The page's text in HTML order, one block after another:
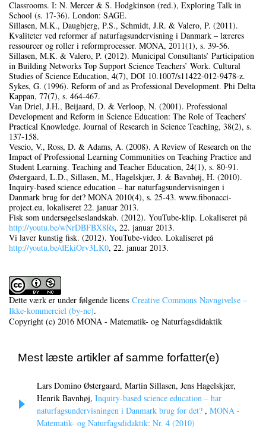
Classrooms. I: N. Mercer & S. Hodgkinson (red.), Exploring Talk in
School (s. 17‑36). London: SAGE.
Sillasen, M.K., Daugbjerg, P.S., Schmidt, J.R. & Valero, P. (2011).
Kvaliteter ved reformer af naturfagsundervisning i Danmark – læreres
ressourcer og roller i reformprocesser. MONA, 2011(1), s. 39‑56.
Sillasen, M.K. & Valero, P. (2012). Municipal Consultants’ Participation
in Building Networks Top Support Science Teachers’ Work. Cultural
Studies of Science Education, 4(7), DOI 10.1007/s11422‑012‑9478-z.
Sykes, G. (1996). Reform of and as Professional Development. Phi Delta
Kappan, 77(7), s. 464‑467.
Van Driel, J.H., Beijaard, D. & Verloop, N. (2001). Professional
Development and Reform in Science Education: The Role of Teachers’
Practical Knowledge. Journal of Research in Science Teaching, 38(2), s.
137‑158.
Vescio, V., Ross, D. & Adams, A. (2008). A Review of Research on the
Impact of Professional Learning Communities on Teaching Practice and
Student Learning. Teaching and Teacher Education, 24(1), s. 80‑91.
Østergaard, L.D., Sillasen, M., Hagelskjær, J. & Bavnhøj, H. (2010).
Inquiry-based science education – har naturfagsundervisningen i
Danmark brug for det? MONA 2010(4), s. 25‑43. www.fibonacci-
project.eu, lokaliseret 22. januar 2013.
Fisk som undersøgelseslandskab. (2012). YouTube-klip. Lokaliseret på
http://youtu.be/wNrDBFBX8Rs, 22. januar 2013.
Vi laver kunstig fisk. (2012). YouTube-video. Lokaliseret på
http://youtu.be/dEkiOrv3LK0, 22. januar 2013.
Dette værk er under følgende licens Creative Commons Navngivelse –
Ikke-kommerciel (by-nc).
Copyright (c) 2016 MONA - Matematik- og Naturfagsdidaktik
Mest læste artikler af samme forfatter(e)
Lars Domino Østergaard, Martin Sillasen, Jens Hagelskjær,
Henrik Bavnhøj, Inquiry-based science education – har
naturfagsundervisningen i Danmark brug for det? , MONA -
Matematik- og Naturfagsdidaktik: Nr. 4 (2010)